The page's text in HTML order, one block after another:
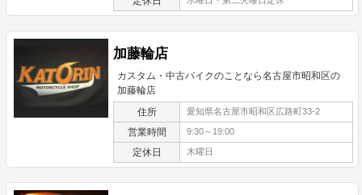
加藤輪店
カスタム・中古バイクのことなら名古屋市昭和区の
加藤輪店
住所 愛知県名古屋市昭和区広路町33-2
営業時間 9:30～19:00
定休日 木曜日